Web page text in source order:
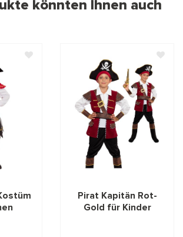
könnten Ihnen auch
Pirat Kapitän Rot-
Gold für Kinder